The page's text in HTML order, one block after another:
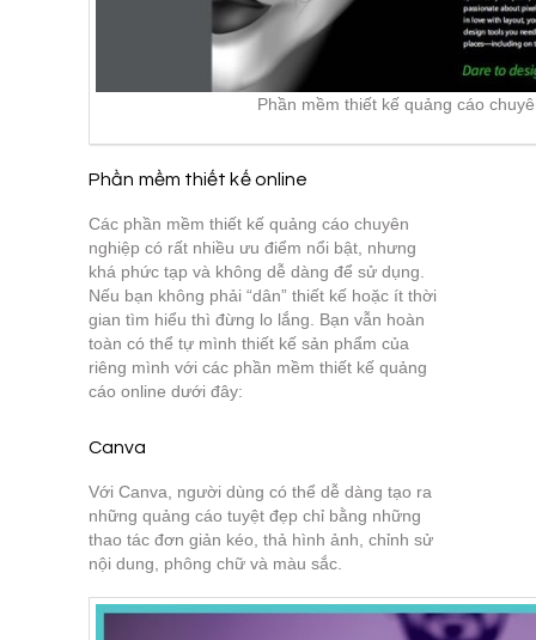
Phần mềm thiết kế quảng cáo
Phần mềm thiết kế online
Các phần mềm thiết kế quảng cáo chuyên
nghiệp có rất nhiều ưu điểm nổi bật, nhưng
khá phức tạp và không dễ dàng để sử dụng.
Nếu bạn không phải “dân” thiết kế hoặc ít thời
gian tìm hiểu thì đừng lo lắng. Bạn vẫn hoàn
toàn có thể tự mình thiết kế sản phẩm của
riêng mình với các phần mềm thiết kế quảng
cáo online dưới đây:
Canva
Với Canva, người dùng có thể dễ dàng tạo ra
những quảng cáo tuyệt đẹp chỉ bằng những
thao tác đơn giản kéo, thả hình ảnh, chỉnh sử
nội dung, phông chữ và màu sắc.